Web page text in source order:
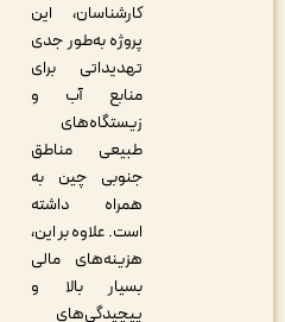
کارشناسان، این
پروژه به‌طور جدی
تهدیداتی برای
منابع آب و
زیستگاه‌های
طبیعی مناطق
جنوبی چین به
همراه داشته
است. علاوه بر این،
هزینه‌های مالی
بسیار بالا و
پیچیدگی‌های